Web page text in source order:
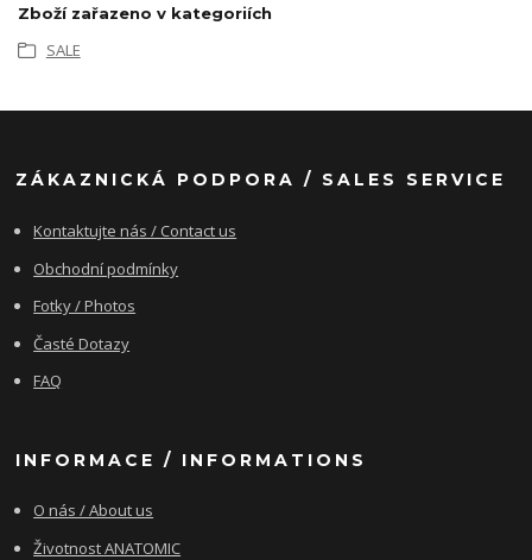
Zboží zařazeno v kategoriích
SALE
ZÁKAZNICKÁ PODPORA / SALES SERVICE
Kontaktujte nás / Contact us
Obchodní podmínky
Fotky / Photos
Časté Dotazy
FAQ
INFORMACE / INFORMATIONS
O nás / About us
Životnost ANATOMIC